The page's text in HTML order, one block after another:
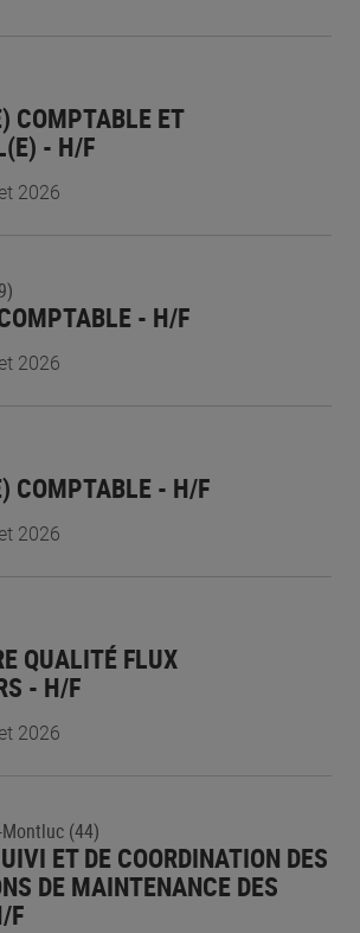
COMPTABLE ET
- H/F
2026
- H/F
2026
COMPTABLE - H/F
2026
QUALITÉ FLUX
- H/F
2026
(44)
ET DE COORDINATION DES
DE MAINTENANCE DES
F